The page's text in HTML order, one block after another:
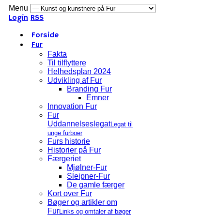
Menu
Login RSS
Forside
Fur
Fakta
Til tilflyttere
Helhedsplan 2024
Udvikling af Fur
Branding Fur
Emner
Innovation Fur
Fur
UddannelseslegatLegat til
unge furboer
Furs historie
Historier på Fur
Færgeriet
Mjølner-Fur
Sleipner-Fur
De gamle færger
Kort over Fur
Bøger og artikler om
FurLinks og omtaler af bøger